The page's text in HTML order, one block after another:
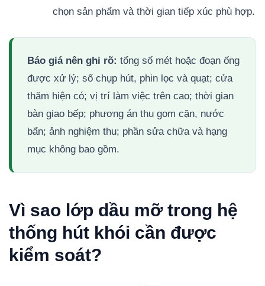
chọn sản phẩm và thời gian tiếp xúc phù hợp.
Báo giá nên ghi rõ: tổng số mét hoặc đoạn ống
được xử lý; số chụp hút, phin lọc và quạt; cửa
thăm hiện có; vị trí làm việc trên cao; thời gian
bàn giao bếp; phương án thu gom cặn, nước
bẩn; ảnh nghiệm thu; phần sửa chữa và hạng
mục không bao gồm.
Vì sao lớp dầu mỡ trong hệ
thống hút khói cần được
kiểm soát?